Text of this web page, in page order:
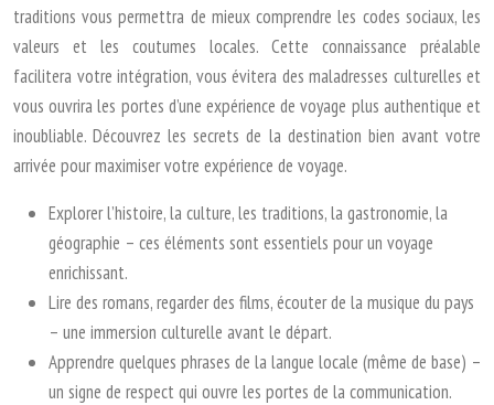
traditions vous permettra de mieux comprendre les codes sociaux, les
valeurs et les coutumes locales. Cette connaissance préalable
facilitera votre intégration, vous évitera des maladresses culturelles et
vous ouvrira les portes d’une expérience de voyage plus authentique et
inoubliable. Découvrez les secrets de la destination bien avant votre
arrivée pour maximiser votre expérience de voyage.
Explorer l’histoire, la culture, les traditions, la gastronomie, la
géographie – ces éléments sont essentiels pour un voyage
enrichissant.
Lire des romans, regarder des films, écouter de la musique du pays
– une immersion culturelle avant le départ.
Apprendre quelques phrases de la langue locale (même de base) –
un signe de respect qui ouvre les portes de la communication.